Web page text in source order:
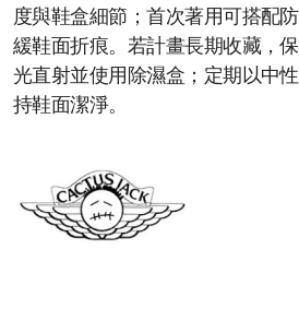
度與鞋盒細節；首次著用可搭配
緩鞋面折痕。若計畫長期收藏，
光直射並使用除濕盒；定期以中
持鞋面潔淨。